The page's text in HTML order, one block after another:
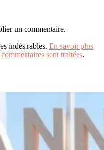
un commentaire.
indésirables. En savoir plus
sont traitées.